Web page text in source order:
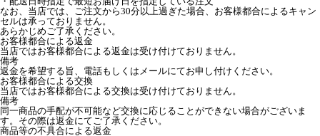
なお、当店では、ご注文から30分以上過ぎた場合、お客様都合によるキャン
セルは承っておりません。
あらかじめご了承ください。
お客様都合による返金
当店ではお客様都合による返金は受け付けておりません。
備考
返金を希望する旨、電話もしくはメールにてお申し付けください。
お客様都合による交換
当店ではお客様都合による交換は受け付けておりません。
備考
同一商品の手配が不可能など交換に応じることができない場合がございま
す。その際は返金にてご了承ください。
商品等の不具合による返金